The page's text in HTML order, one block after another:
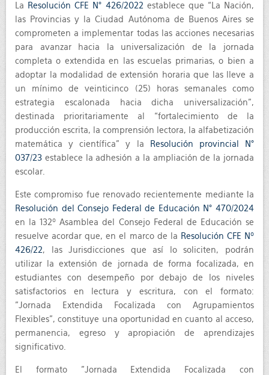
La Resolución CFE N° 426/2022 establece que “La Nación,
las Provincias y la Ciudad Autónoma de Buenos Aires se
comprometen a implementar todas las acciones necesarias
para avanzar hacia la universalización de la jornada
completa o extendida en las escuelas primarias, o bien a
adoptar la modalidad de extensión horaria que las lleve a
un mínimo de veinticinco (25) horas semanales como
estrategia escalonada hacia dicha universalización”,
destinada prioritariamente al “fortalecimiento de la
producción escrita, la comprensión lectora, la alfabetización
matemática y científica” y la
Resolución provincial N°
037/23 establece la adhesión a la ampliación de la jornada
escolar.
Este compromiso fue renovado recientemente mediante la
Resolución del Consejo Federal de Educación N° 470/2024
en la 132º Asamblea del Consejo Federal de Educación se
resuelve acordar que, en el marco de la Resolución CFE Nº
426/22, las Jurisdicciones que así lo soliciten, podrán
utilizar la extensión de jornada de forma focalizada, en
estudiantes con desempeño por debajo de los niveles
satisfactorios en lectura y escritura, con el formato:
"Jornada Extendida Focalizada con Agrupamientos
Flexibles", constituye una oportunidad en cuanto al acceso,
permanencia, egreso y apropiación de aprendizajes
significativo.
El formato "Jornada Extendida Focalizada con